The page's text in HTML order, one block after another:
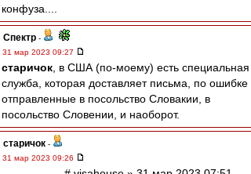
конфуза....
Спектр -
31 мар 2023 09:27
старичок , в США (по-моему) есть специальная
служба, которая доставляет письма, по ошибке
отправленные в посольство Словакии, в
посольство Словении, и наоборот.
старичок -
31 мар 2023 09:26